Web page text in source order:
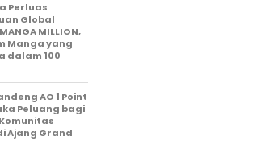
Perluas
Global
MILLION,
Manga yang
dalam 100
AO 1 Point
Peluang bagi
Ajang Grand